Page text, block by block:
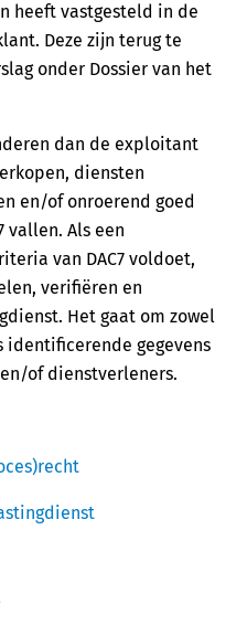
heeft vastgesteld in de
Deze zijn terug te
onder Dossier van het
dan de exploitant
diensten
en/of onroerend goed
vallen. Als een
van DAC7 voldoet,
verifiëren en
Het gaat om zowel
gegevens
of dienstverleners.